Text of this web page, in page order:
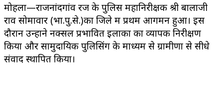
मोहला—राजनांदगांव रेंज के पुलिस महानिरीक्षक श्री बालाजी
राव सोमावार (भा.पु.से.)का जिले में प्रथम आगमन हुआ। इस
दौरान उन्होंने नक्सल प्रभावित इलाकों का व्यापक निरीक्षण
किया और सामुदायिक पुलिसिंग के माध्यम से ग्रामीणों से सीधे
संवाद स्थापित किया।